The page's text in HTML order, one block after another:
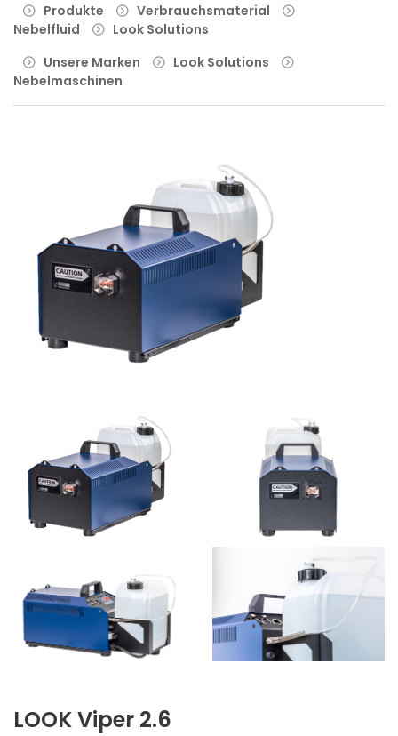
Produkte
Verbrauchsmaterial
Nebelfluid
Look Solutions
Unsere Marken
Look Solutions
Nebelmaschinen
LOOK Viper 2.6